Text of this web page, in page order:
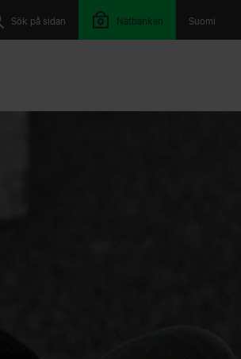
Suomi
Sök på sidan Nätbanken